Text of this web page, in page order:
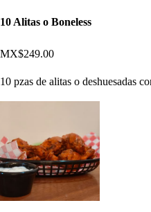
10 Alitas o Boneless
MX$249.00
10 pzas de alitas o deshuesadas